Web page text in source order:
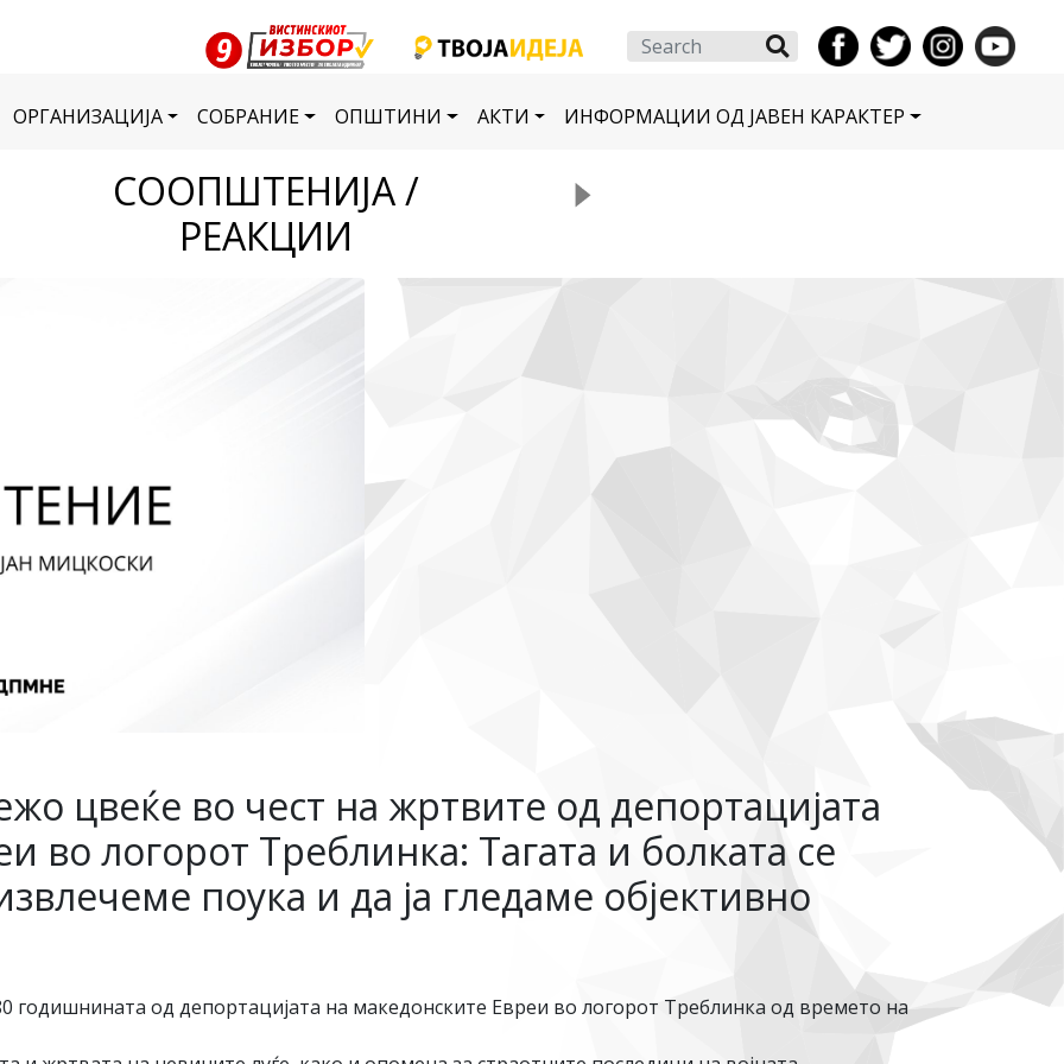
Search
ОРГАНИЗАЦИЈА СОБРАНИЕ ОПШТИНИ АКТИ ИНФОРМАЦИИ ОД ЈАВЕН КАРАКТЕР
СООПШТЕНИЈА /
РЕАКЦИИ
цвеќе во чест на жртвите од депортацијата
во логорот Треблинка: Тагата и болката се
поука и да ја гледаме објективно
од депортацијата на македонските Евреи во логорот Треблинка од времето на